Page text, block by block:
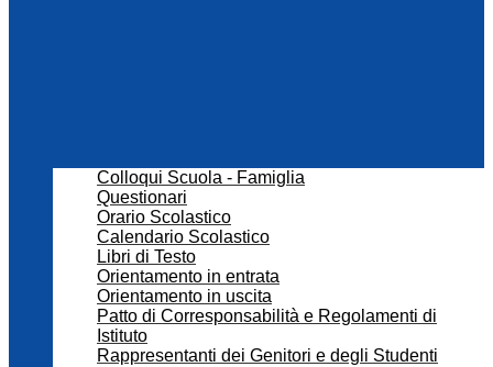
Colloqui Scuola - Famiglia
Questionari
Orario Scolastico
Calendario Scolastico
Libri di Testo
Orientamento in entrata
Orientamento in uscita
Patto di Corresponsabilità e Regolamenti di
Istituto
Rappresentanti dei Genitori e degli Studenti